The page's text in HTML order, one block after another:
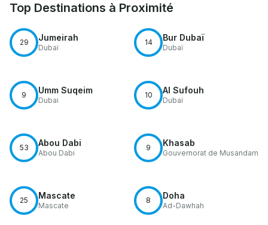
Top Destinations à Proximité
29 Jumeirah
Dubaï
14 Bur Dubaï
Dubaï
9 Umm Suqeim
Dubai
10 Al Sufouh
Dubai
53 Abou Dabi
Abou Dabi
9 Khasab
Gouvernorat de Musandam
25 Mascate
Mascate
8 Doha
Ad-Dawhah